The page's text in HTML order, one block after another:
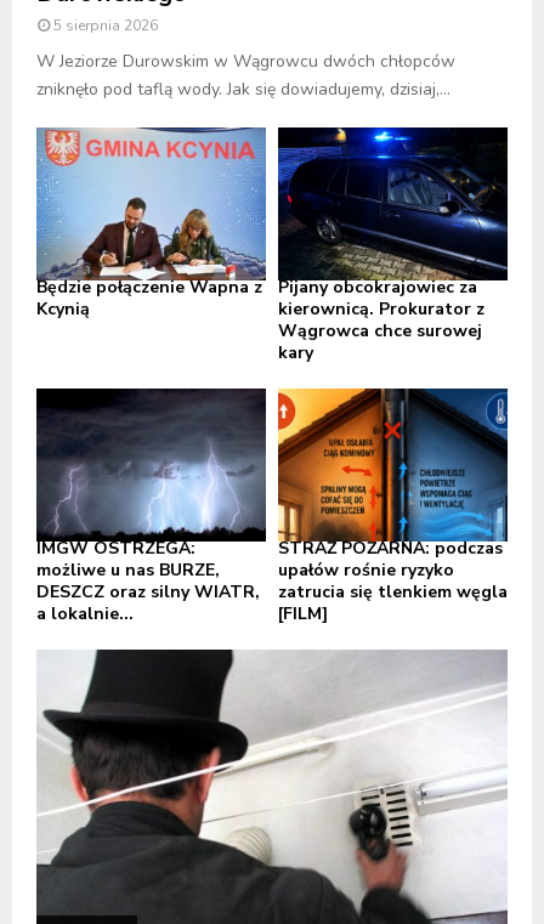
5 sierpnia 2026
W Jeziorze Durowskim w Wągrowcu dwóch chłopców
zniknęło pod taflą wody. Jak się dowiadujemy, dzisiaj,...
Będzie połączenie Wapna z
Kcynią
Pijany obcokrajowiec za
kierownicą. Prokurator z
Wągrowca chce surowej
kary
IMGW OSTRZEGA:
możliwe u nas BURZE,
DESZCZ oraz silny WIATR,
a lokalnie...
STRAŻ POŻARNA: podczas
upałów rośnie ryzyko
zatrucia się tlenkiem węgla
[FILM]